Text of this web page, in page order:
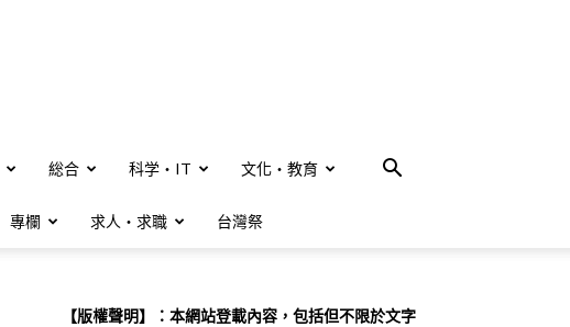
総合 科学・IT 文化・教育
專欄 求人・求職 台灣祭
【版權聲明】：本網站登載內容，包括但不限於文字